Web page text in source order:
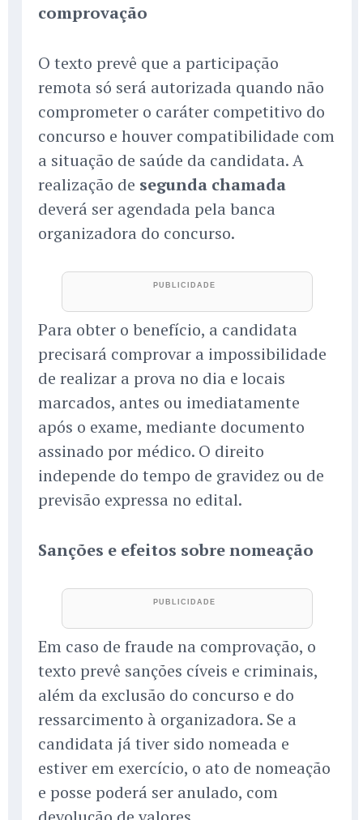
comprovação
O texto prevê que a participação
remota só será autorizada quando não
comprometer o caráter competitivo do
concurso e houver compatibilidade com
a situação de saúde da candidata. A
realização de segunda chamada
deverá ser agendada pela banca
organizadora do concurso.
Para obter o benefício, a candidata
precisará comprovar a impossibilidade
de realizar a prova no dia e locais
marcados, antes ou imediatamente
após o exame, mediante documento
assinado por médico. O direito
independe do tempo de gravidez ou de
previsão expressa no edital.
Sanções e efeitos sobre nomeação
Em caso de fraude na comprovação, o
texto prevê sanções cíveis e criminais,
além da exclusão do concurso e do
ressarcimento à organizadora. Se a
candidata já tiver sido nomeada e
estiver em exercício, o ato de nomeação
e posse poderá ser anulado, com